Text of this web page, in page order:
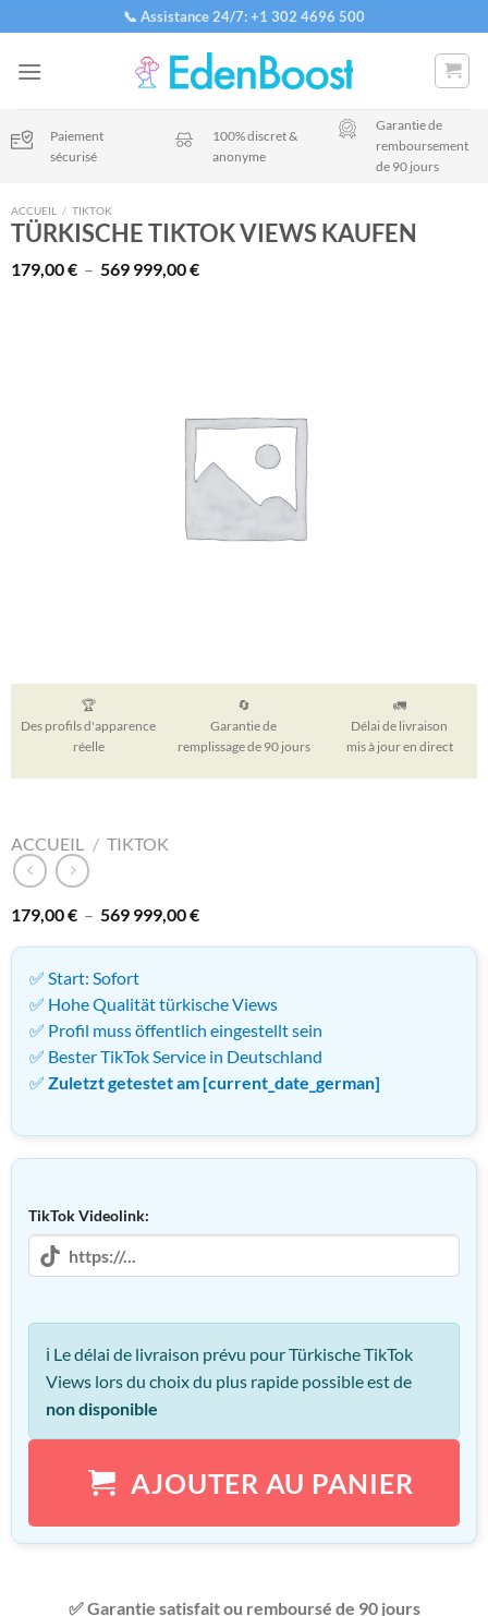
au
contenu
📞 Assistance 24/7: +1 302 4696 500
Paiement
sécurisé
100% discret &
anonyme
Garantie de
remboursement
de 90 jours
ACCUEIL / TIKTOK
TÜRKISCHE TIKTOK VIEWS KAUFEN
179,00€ – 569 999,00€Plage
🏆
Des profils d'apparence
réelle
🔄
Garantie de
remplissage de 90 jours
🚛
Délai de livraison
mis à jour en direct
ACCUEIL / TIKTOK
179,00€ – 569 999,00€Plage
prix :
569
999,00 €
✅ Start: Sofort
✅ Hohe Qualität türkische Views
✅ Profil muss öffentlich eingestellt sein
✅ Bester TikTok Service in Deutschland
✅ Zuletzt getestet am [current_date_german]
TikTok Videolink:
ℹ️ Le délai de livraison prévu pour Türkische TikTok
Views lors du choix du plus rapide possible est de
non disponible
AJOUTER AU PANIER
✅ Garantie satisfait ou remboursé de 90 jours